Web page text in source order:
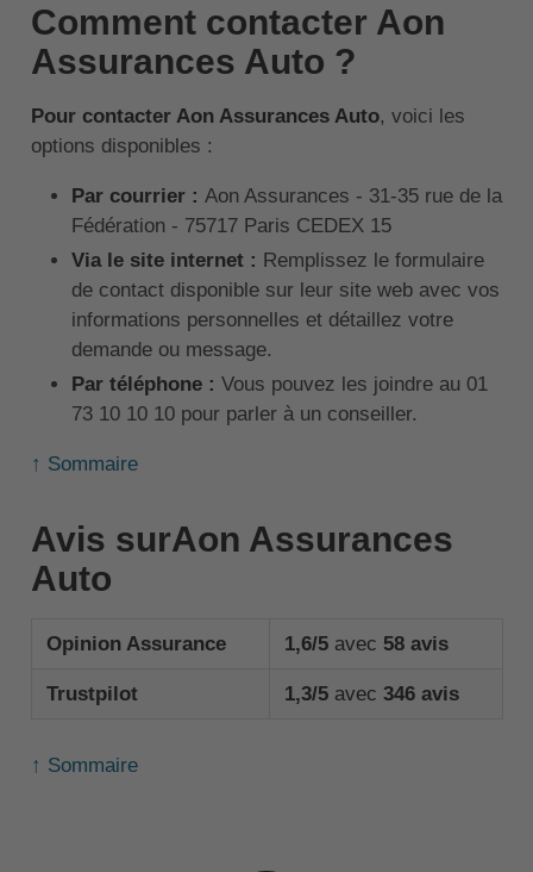
Comment contacter Aon
Assurances Auto ?
Pour contacter Aon Assurances Auto, voici les
options disponibles :
Par courrier : Aon Assurances - 31-35 rue de la
Fédération - 75717 Paris CEDEX 15
Via le site internet : Remplissez le formulaire
de contact disponible sur leur site web avec vos
informations personnelles et détaillez votre
demande ou message.
Par téléphone : Vous pouvez les joindre au 01
73 10 10 10 pour parler à un conseiller.
↑ Sommaire
Avis surAon Assurances
Auto
Opinion Assurance 1,6/5 avec 58 avis
Trustpilot 1,3/5 avec346 avis
↑ Sommaire